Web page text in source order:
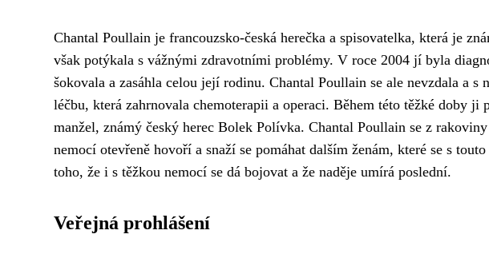
Chantal Poullain je francouzsko-česká herečka a spisovatelka, která je
však potýkala s vážnými zdravotními problémy. V roce 2004 jí byla
šokovala a zasáhla celou její rodinu. Chantal Poullain se ale nevzdala a s
léčbu, která zahrnovala chemoterapii a operaci. Během této těžké doby
manžel, známý český herec Bolek Polívka. Chantal Poullain se z
nemocí otevřeně hovoří a snaží se pomáhat dalším ženám, které se s
toho, že i s těžkou nemocí se dá bojovat a že naděje umírá poslední.
Veřejná prohlášení